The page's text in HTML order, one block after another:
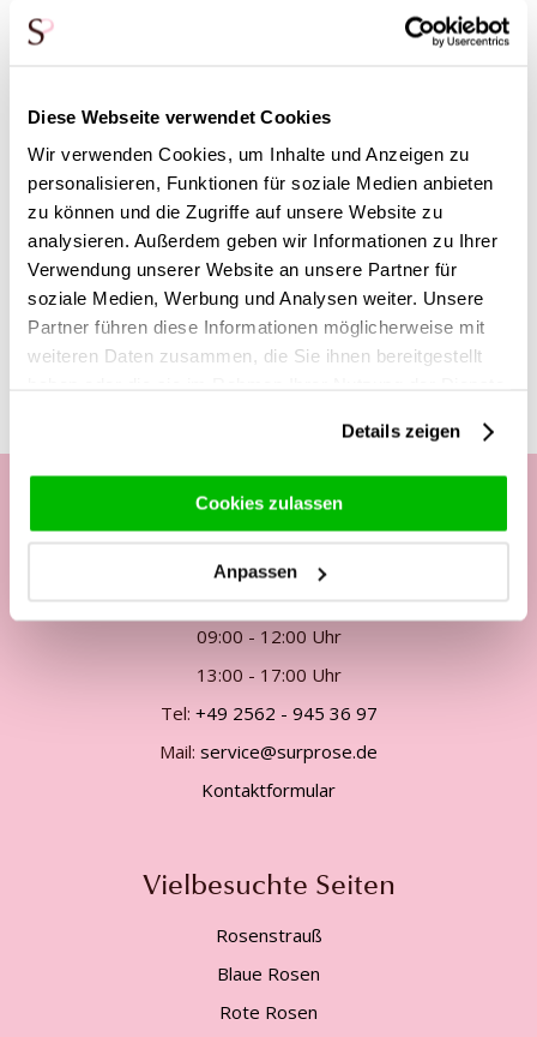
Diese Webseite verwendet Cookies
Wir verwenden Cookies, um Inhalte und Anzeigen zu
personalisieren, Funktionen für soziale Medien anbieten
zu können und die Zugriffe auf unsere Website zu
analysieren. Außerdem geben wir Informationen zu Ihrer
Verwendung unserer Website an unsere Partner für
soziale Medien, Werbung und Analysen weiter. Unsere
Partner führen diese Informationen möglicherweise mit
weiteren Daten zusammen, die Sie ihnen bereitgestellt
Details zeigen
Cookies zulassen
Anpassen
andererseits mit einem lieblichen Rosenduft für Ruhe. Die
Stiellänge dieses Straußes beträgt ca. 50 Zentimeter. Mit
in einer geräumigen Vase, in der die Rosen genug Platz
haben, um vollständig und schön zu blühen. Überrasche mit
dieser Farbkombination: Bestelle und lasse bunte Duftrosen
liefern!
Diese Produkte könnten dich auch
interessieren
Unsere Kundenhotline:
Telefonisch Mo. - Fr. von
09:00 - 12:00 Uhr
13:00 - 17:00 Uhr
Tel: +49 2562 - 945 36 97
Mail: service@surprose.de
Kontaktformular
Vielbesuchte Seiten
Rosenstrauß
Blaue Rosen
Rote Rosen